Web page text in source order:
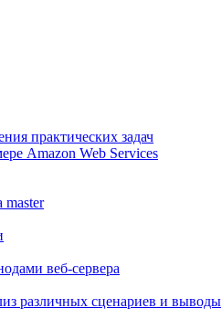
практических задач
Amazon Web Services
master
веб-сервера
различных сценариев и выводы